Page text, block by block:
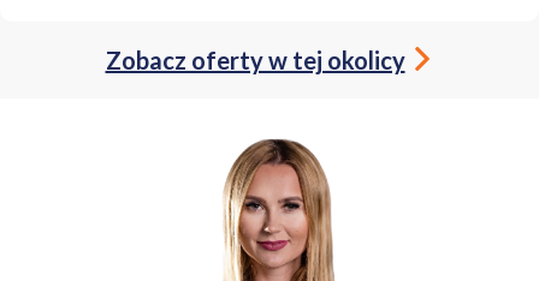
Największe atuty lokalizacji:
szybki dojazd do centrum Poznania oraz wygodne połączenie
z drogą krajową nr 92 i trasami wylotowymi z miasta,
w pobliżu przystanki komunikacji miejskiej zapewniające
sprawny dojazd do różnych części Poznania,
Zobacz oferty w tej okolicy